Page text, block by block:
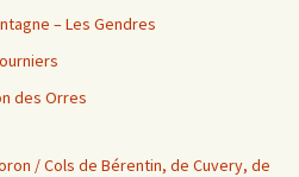
– Les Gendres
des Orres
/ Cols de Bérentin, de Cuvery, de